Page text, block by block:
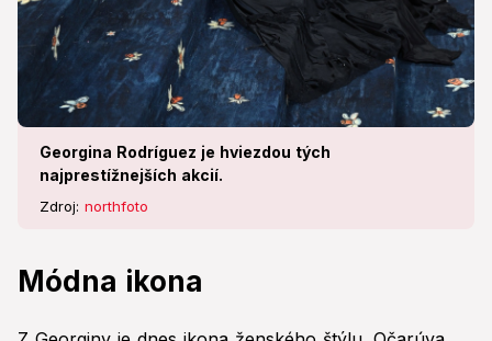
Georgina Rodríguez je hviezdou tých
najprestížnejších akcií.
Zdroj: northfoto
Módna ikona